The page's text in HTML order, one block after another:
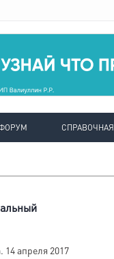
СПРАВОЧНАЯ
14 апреля 2017